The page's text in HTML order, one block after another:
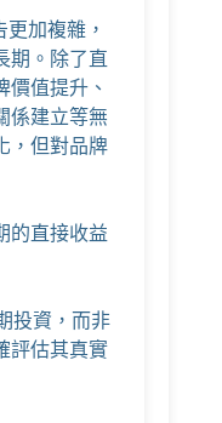
加複雜，
期。除了直
價值提升、
係建立等無
，但對品牌
的直接收益
投資，而非
評估其真實